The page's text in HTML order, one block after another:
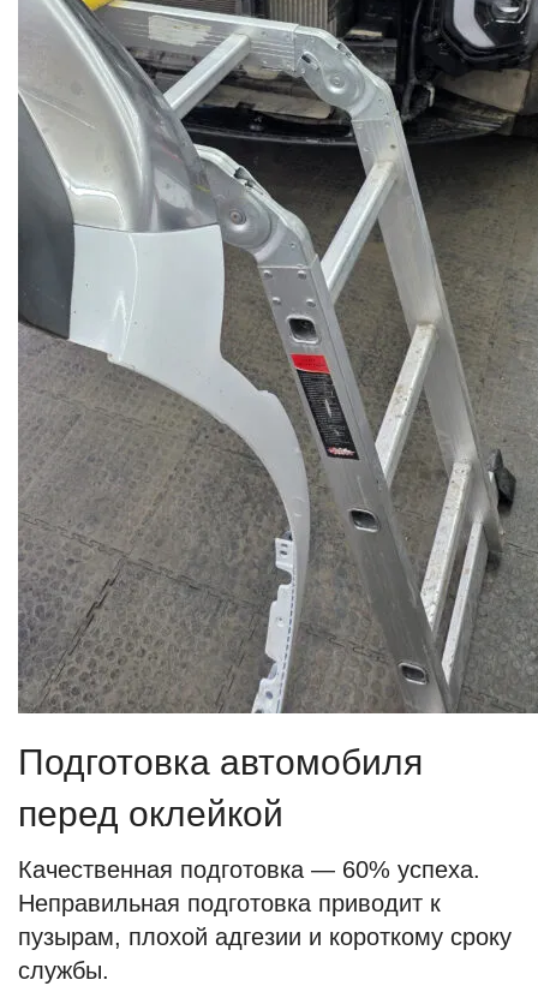
Подготовка автомобиля
перед оклейкой
Качественная подготовка — 60% успеха.
Неправильная подготовка приводит к
пузырам, плохой адгезии и короткому сроку
службы.